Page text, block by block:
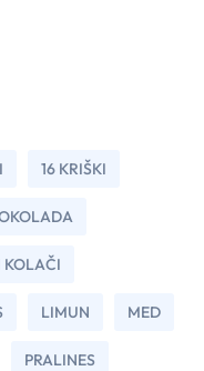
16 KRIŠKI
LIMUN MED
PRALINES